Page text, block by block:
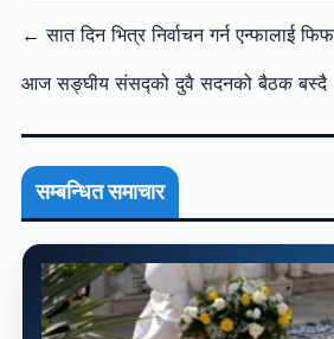
← सात दिन भित्र निर्वाचन गर्न एन्फालाई
आज सङ्घीय संसद्को दुवै सदनको बैठक
सम्बन्धित समाचार